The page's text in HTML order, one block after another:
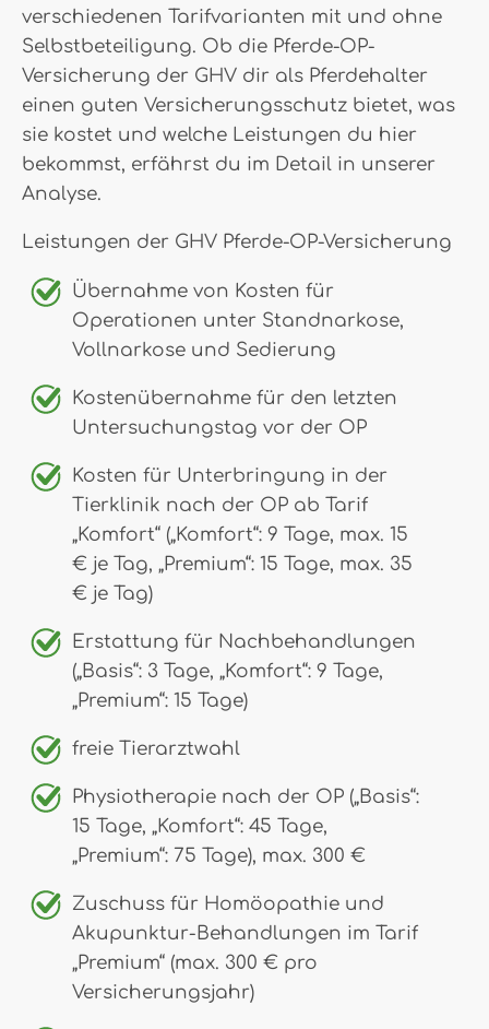
verschiedenen Tarifvarianten mit und ohne
Selbstbeteiligung. Ob die Pferde-OP-
Versicherung der GHV dir als Pferdehalter
einen guten Versicherungsschutz bietet, was
sie kostet und welche Leistungen du hier
bekommst, erfährst du im Detail in unserer
Analyse.
Leistungen der GHV Pferde-OP-Versicherung
Übernahme von Kosten für
Operationen unter Standnarkose,
Vollnarkose und Sedierung
Kostenübernahme für den letzten
Untersuchungstag vor der OP
Kosten für Unterbringung in der
Tierklinik nach der OP ab Tarif
„Komfort“ („Komfort“: 9 Tage, max. 15
€ je Tag, „Premium“: 15 Tage, max. 35
€ je Tag)
Erstattung für Nachbehandlungen
(„Basis“: 3 Tage, „Komfort“: 9 Tage,
„Premium“: 15 Tage)
freie Tierarztwahl
Physiotherapie nach der OP („Basis“:
15 Tage, „Komfort“: 45 Tage,
„Premium“: 75 Tage), max. 300 €
Zuschuss für Homöopathie und
Akupunktur-Behandlungen im Tarif
„Premium“ (max. 300 € pro
Versicherungsjahr)